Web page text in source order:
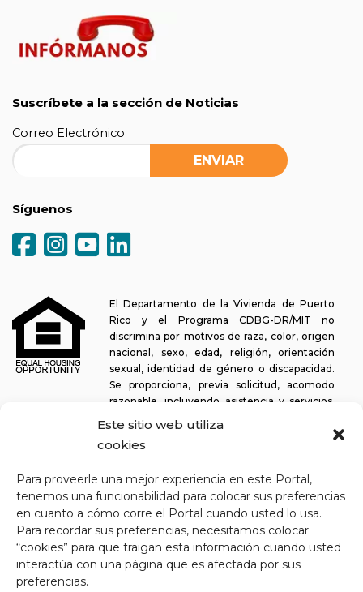
Este sitio web utiliza
cookies
Para proveerle una mejor experiencia en este Portal,
tenemos una funcionabilidad para colocar sus preferencias
en cuanto a cómo corre el Portal cuando usted lo usa.
Para recordar sus preferencias, necesitamos colocar
“cookies” para que traigan esta información cuando usted
interactúa con una página que es afectada por sus
preferencias.
Suscríbete a la sección de Noticias
Correo Electrónico
Síguenos
El Departamento de la Vivienda de Puerto
Rico y el Programa CDBG-DR/MIT no
discrimina por motivos de raza, color, origen
nacional, sexo, edad, religión, orientación
sexual, identidad de género o discapacidad.
Se proporciona, previa solicitud, acomodo
razonable, incluyendo asistencia y servicios,
para permitir a una persona con alguna discapacidad la misma
oportunidad de participar en todos los programas y actividades. El
Departamento de la Vivienda se esfuerza continuamente por
lectores de pantalla, así como para otras funcionalidades
relacionadas con la accesibilidad, además de proporcionar acceso
a los documentos. Para solicitar asistencia con este sitio web o
copia de un documento específico, puede comunicarse al1-833-
234-2324.
Última actualización: 11-03-2025